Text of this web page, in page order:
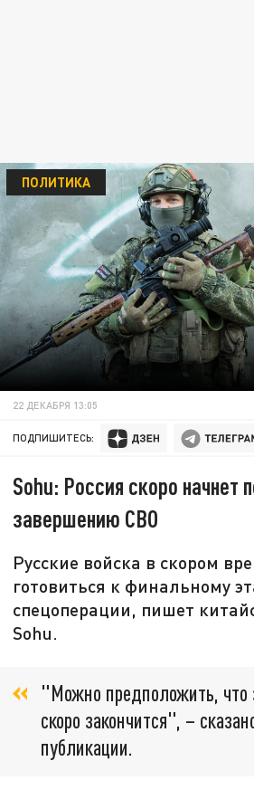
ПОЛИТИКА
22 ДЕКАБРЯ 13:05
ПОДПИШИТЕСЬ:
Sohu: Россия скоро начнет
завершению СВО
Русские войска в скором
готовиться к финальному
спецоперации, пишет
Sohu.
"Можно предположить, что
скоро закончится", –
публикации.